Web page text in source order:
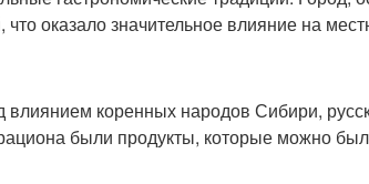
оказало значительное влияние на
коренных народов Сибири,
были продукты, которые можно